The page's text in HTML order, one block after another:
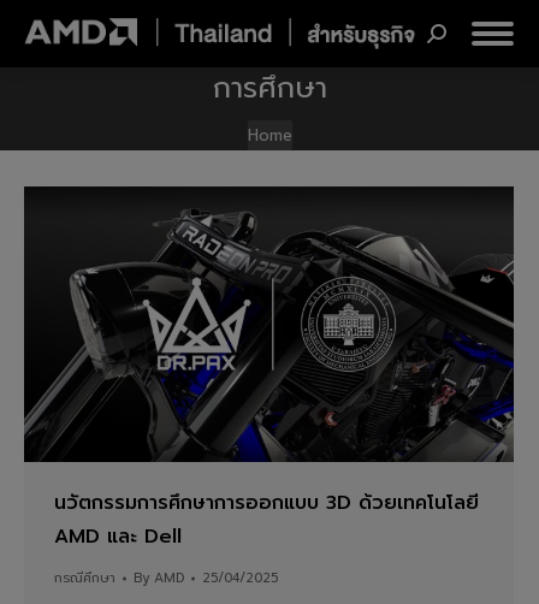
Search:
การศึกษา
You are here:
Home
นวัตกรรมการศึกษาการออกแบบ 3D ด้วยเทคโนโลยี
AMD และ Dell
กรณีศึกษา By AMD 25/04/2025